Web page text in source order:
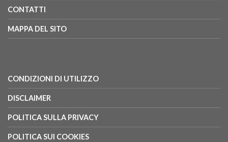
CONTATTI
MAPPA DEL SITO
CONDIZIONI DI UTILIZZO
DISCLAIMER
POLITICA SULLA PRIVACY
POLITICA SUI COOKIES